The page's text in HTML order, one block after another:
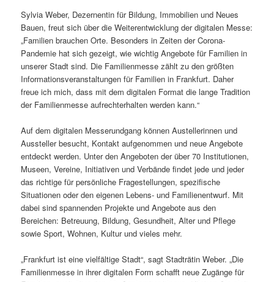
Sylvia Weber, Dezernentin für Bildung, Immobilien und Neues
Bauen, freut sich über die Weiterentwicklung der digitalen Messe:
„Familien brauchen Orte. Besonders in Zeiten der Corona-
Pandemie hat sich gezeigt, wie wichtig Angebote für Familien in
unserer Stadt sind. Die Familienmesse zählt zu den größten
Informationsveranstaltungen für Familien in Frankfurt. Daher
freue ich mich, dass mit dem digitalen Format die lange Tradition
der Familienmesse aufrechterhalten werden kann.“
Auf dem digitalen Messerundgang können Austellerinnen und
Aussteller besucht, Kontakt aufgenommen und neue Angebote
entdeckt werden. Unter den Angeboten der über 70 Institutionen,
Museen, Vereine, Initiativen und Verbände findet jede und jeder
das richtige für persönliche Fragestellungen, spezifische
Situationen oder den eigenen Lebens- und Familienentwurf. Mit
dabei sind spannenden Projekte und Angebote aus den
Bereichen: Betreuung, Bildung, Gesundheit, Alter und Pflege
sowie Sport, Wohnen, Kultur und vieles mehr.
„Frankfurt ist eine vielfältige Stadt“, sagt Stadträtin Weber. „Die
Familienmesse in ihrer digitalen Form schafft neue Zugänge für